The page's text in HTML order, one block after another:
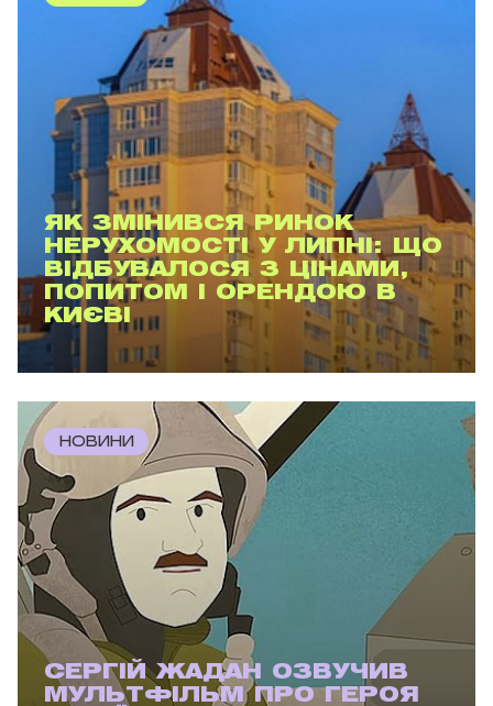
ЯК ЗМІНИВСЯ РИНОК
НЕРУХОМОСТІ У ЛИПНІ: ЩО
ВІДБУВАЛОСЯ З ЦІНАМИ,
ПОПИТОМ І ОРЕНДОЮ В
КИЄВІ
НОВИНИ
СЕРГІЙ ЖАДАН ОЗВУЧИВ
МУЛЬТФІЛЬМ ПРО ГЕРОЯ